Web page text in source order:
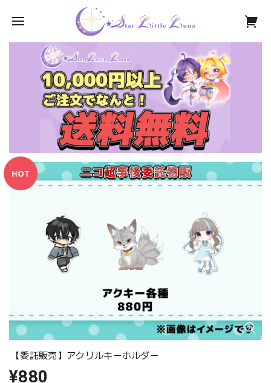
【委託販売】アクリルキーホルダー
¥880